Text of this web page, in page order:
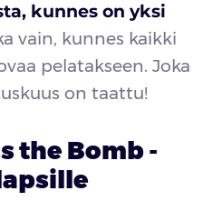
kunnes on yksi
vain, kunnes kaikki
pelatakseen. Joka
on taattu!
the Bomb -